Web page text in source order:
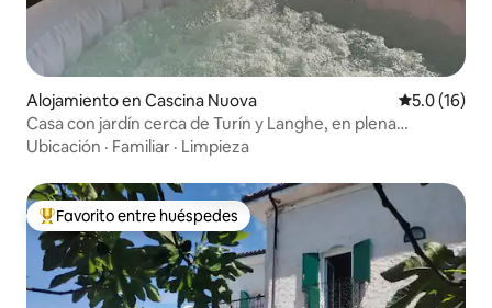
Alojamiento en Cascina Nuova Calificación
5.0 (16)
Casa con jardín cerca de Turín y Langhe, en plena
naturaleza
Ubicación · Familiar · Limpieza
Favorito entre huéspedes preferido
Favorito entre huéspedes